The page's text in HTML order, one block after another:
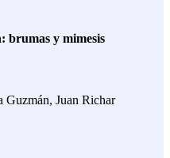
brumas y mimesis
Guzmán, Juan Richar